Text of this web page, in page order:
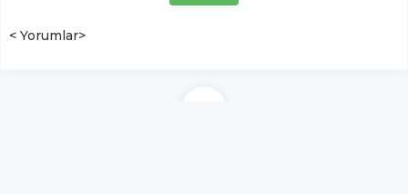
< Yorumlar>